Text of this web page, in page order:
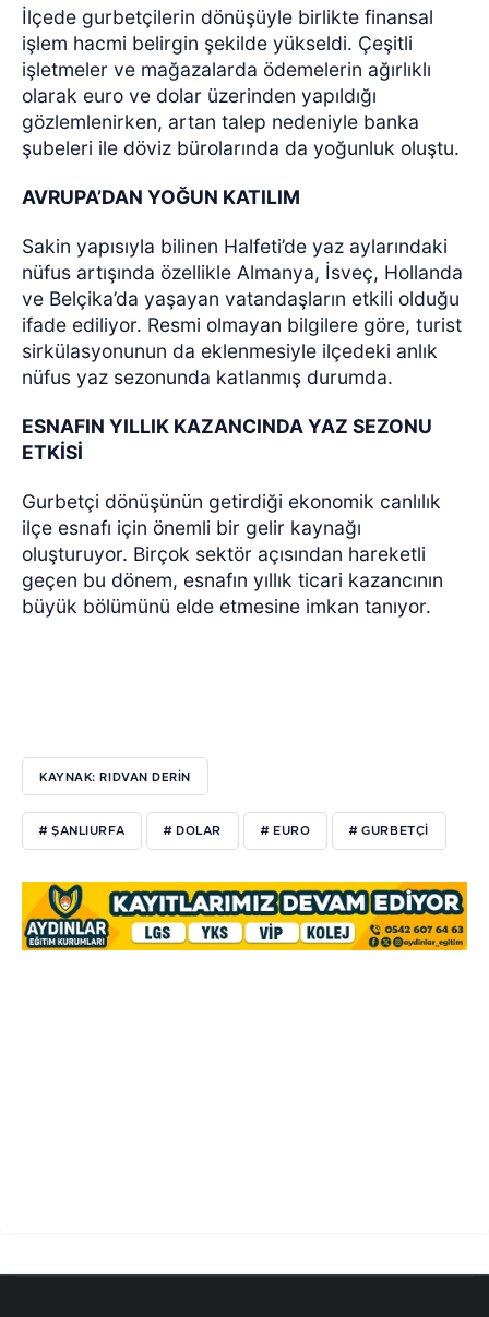
İlçede gurbetçilerin dönüşüyle birlikte finansal
işlem hacmi belirgin şekilde yükseldi. Çeşitli
işletmeler ve mağazalarda ödemelerin ağırlıklı
olarak euro ve dolar üzerinden yapıldığı
gözlemlenirken, artan talep nedeniyle banka
şubeleri ile döviz bürolarında da yoğunluk oluştu.
AVRUPA’DAN YOĞUN KATILIM
Sakin yapısıyla bilinen Halfeti’de yaz aylarındaki
nüfus artışında özellikle Almanya, İsveç, Hollanda
ve Belçika’da yaşayan vatandaşların etkili olduğu
ifade ediliyor. Resmi olmayan bilgilere göre, turist
sirkülasyonunun da eklenmesiyle ilçedeki anlık
nüfus yaz sezonunda katlanmış durumda.
ESNAFIN YILLIK KAZANCINDA YAZ SEZONU
ETKİSİ
Gurbetçi dönüşünün getirdiği ekonomik canlılık
ilçe esnafı için önemli bir gelir kaynağı
oluşturuyor. Birçok sektör açısından hareketli
geçen bu dönem, esnafın yıllık ticari kazancının
büyük bölümünü elde etmesine imkan tanıyor.
KAYNAK: RIDVAN DERİN
# ŞANLIURFA # DOLAR # EURO # GURBETÇİ